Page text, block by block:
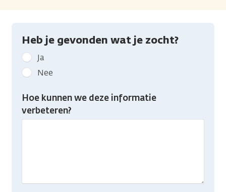
Heb je gevonden wat je zocht?
Geef
kanker.nl
feedback:
Heb
gevonden
Ja
Nee
Hoe kunnen we deze informatie
verbeteren?